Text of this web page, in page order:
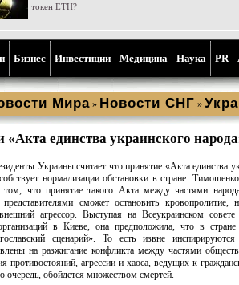
токен ETH?
Бизнес Инвестиции Медицина Наука PR
Мира » Новости СНГ »
единства украинского
Украины считает что принятие «Акта единства
нормализации обстановки в стране.
том, что принятие такого Акта между частями
сможет остановить кровопролитие,
агрессор. Выступая на Всеукраинском совете
в Киеве, она предположила, что в
сценарий». То есть извне инспирируются
на разжигание конфликта между частями
противостояний, агрессии и хаоса, ведущих к
очередь, обойдется множеством смертей.